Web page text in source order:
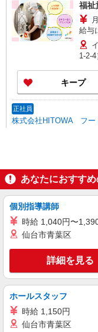
福祉
給与
1-2-4
キープ
正社員
株式会社HITOWA フー
福
1-2-4
アルバイト パート
株式会社HITOWA フー
福祉
時
に
志
あなたにおすす
個別指導講師
時給 1,040円〜
仙台市青葉区
詳細を見る
ホールスタッフ
時給 1,150円
仙台市青葉区